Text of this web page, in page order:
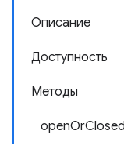
Описание
Доступность
Методы